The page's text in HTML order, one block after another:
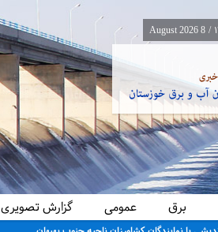
/
8 August 2026
برق عمومی گزارش تصویری